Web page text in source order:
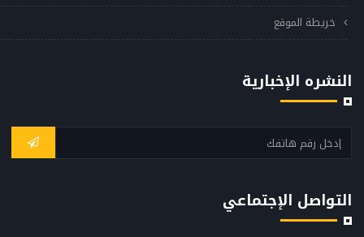
خريطة الموقع
النشره الإخبارية
التواصل الإجتماعي